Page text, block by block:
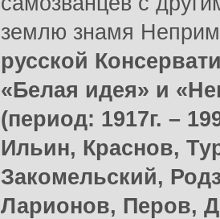
землю знамя
русской
«Белая идея» и
(период: 1917г. –
Ильин, Краснов,
Закомельский,
Ларионов, Перов,